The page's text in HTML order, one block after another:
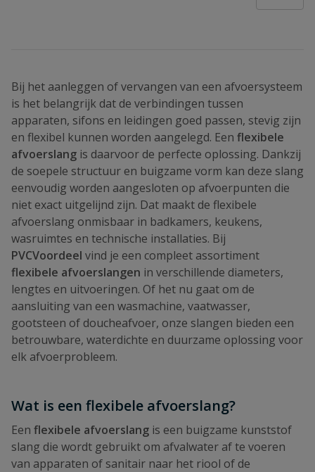
Bij het aanleggen of vervangen van een afvoersysteem
is het belangrijk dat de verbindingen tussen
apparaten, sifons en leidingen goed passen, stevig zijn
en flexibel kunnen worden aangelegd. Een flexibele
afvoerslang is daarvoor de perfecte oplossing. Dankzij
de soepele structuur en buigzame vorm kan deze slang
eenvoudig worden aangesloten op afvoerpunten die
niet exact uitgelijnd zijn. Dat maakt de flexibele
afvoerslang onmisbaar in badkamers, keukens,
wasruimtes en technische installaties. Bij
PVCVoordeel vind je een compleet assortiment
flexibele afvoerslangen in verschillende diameters,
lengtes en uitvoeringen. Of het nu gaat om de
aansluiting van een wasmachine, vaatwasser,
gootsteen of doucheafvoer, onze slangen bieden een
betrouwbare, waterdichte en duurzame oplossing voor
elk afvoerprobleem.
Wat is een flexibele afvoerslang?
Een flexibele afvoerslang is een buigzame kunststof
slang die wordt gebruikt om afvalwater af te voeren
van apparaten of sanitair naar het riool of de